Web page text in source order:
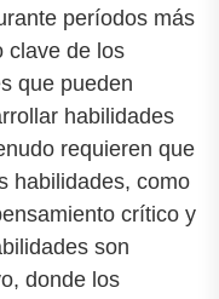
períodos más
clave de los
que pueden
habilidades
requieren que
habilidades, como
crítico y
son
donde los